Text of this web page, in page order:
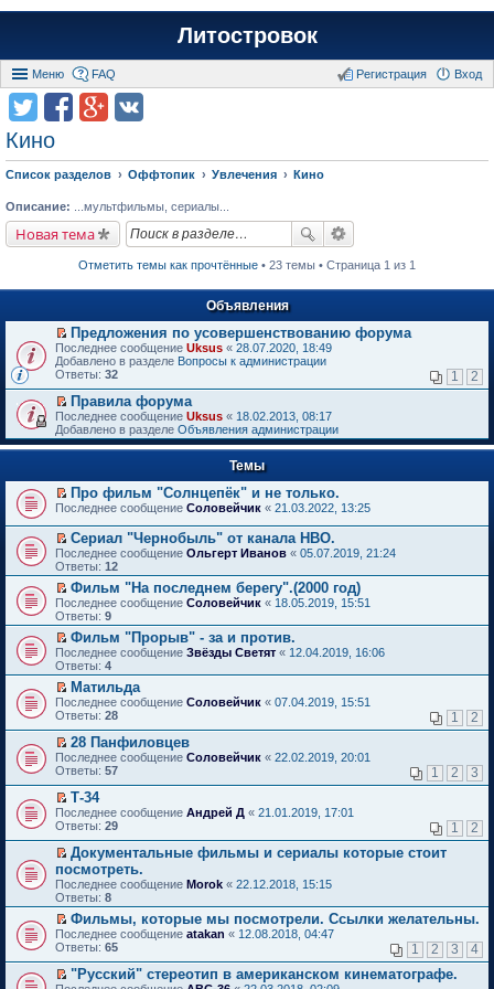
Литостровок
Меню FAQ Вход
Регистрация
Кино
Список разделов Оффтопик Увлечения Кино
Описание: ...мультфильмы, сериалы...
Новая тема
Отметить темы как прочтённые • 23 темы • Страница 1 из 1
Объявления
П
е
р
й
т
и
к
п
в
о
м
у
н
е
п
р
о
ч
и
т
а
н
н
о
м
у
с
о
о
б
е
н
и
ю
Предложения по усовершенствованию форума
Последнее сообщение Uksus « 28.07.2020, 18:49
Добавлено в разделе Вопросы к администрации
Ответы: 32 1 2
П
е
р
е
т
и
к
е
р
в
о
м
у
н
е
п
р
о
ч
и
т
а
н
н
о
м
у
с
о
о
щ
е
н
и
ю
Правила форума
Последнее сообщение Uksus « 18.02.2013, 08:17
Добавлено в разделе Объявления администрации
Темы
П
р
е
й
т
и
п
е
р
в
о
м
у
н
е
п
р
о
ч
и
т
а
н
о
м
у
с
о
о
щ
е
н
Про фильм "Солнцепёк" и не только.
Последнее сообщение Соловейчик « 21.03.2022, 13:25
П
е
р
е
й
т
и
к
п
е
р
в
о
м
у
н
е
п
р
ч
и
т
а
н
н
о
м
у
с
о
о
б
щ
Сериал "Чернобыль" от канала HBO.
Последнее сообщение Ольгерт Иванов « 05.07.2019, 21:24
Ответы: 12
П
е
р
е
й
т
и
к
п
е
р
в
о
м
у
н
е
п
р
о
ч
и
т
а
н
н
о
у
Фильм "На последнем берегу".(2000 год)
Последнее сообщение Соловейчик « 18.05.2019, 15:51
Ответы: 9
П
е
р
е
й
т
и
к
п
е
в
о
м
у
н
е
п
р
о
ч
и
т
а
н
Фильм "Прорыв" - за и против.
Последнее сообщение Звёзды Светят « 12.04.2019, 16:06
Ответы: 4
П
е
е
й
т
и
к
е
р
в
о
м
у
н
е
п
р
о
ч
Матильда
Последнее сообщение Соловейчик « 07.04.2019, 15:51
Ответы: 28 1 2
П
е
е
т
и
к
п
е
р
в
о
м
у
н
е
28 Панфиловцев
Последнее сообщение Соловейчик « 22.02.2019, 20:01
Ответы: 57 1 2 3
П
е
е
й
т
и
к
п
р
в
о
Т-34
Последнее сообщение Андрей Д « 21.01.2019, 17:01
Ответы: 29 1 2
П
е
р
е
й
т
и
п
Документальные фильмы и сериалы которые стоит
посмотреть.
Последнее сообщение Morok « 22.12.2018, 15:15
Ответы: 8
П
е
е
Фильмы, которые мы посмотрели. Ссылки желательны.
Последнее сообщение atakan « 12.08.2018, 04:47
Ответы: 65 1 2 3 4
П
"Русский" стереотип в американском кинематографе.